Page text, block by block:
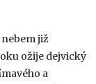
již
ožije dejvický
a